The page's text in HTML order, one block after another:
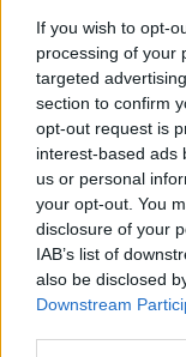
If you wish to opt-
processing of your
targeted
section to confirm
opt-out request is
interest-based ads
us or personal
your opt-out. You
disclosure of your
IAB’s list of
also be disclosed
Downstream
κτηνοτροφίας.
Σχολιάζοντας
στη Λέσβο,
παραμονή νέων
Υποστήριξε ότι
κτηνοτροφία
και της
χωριά.